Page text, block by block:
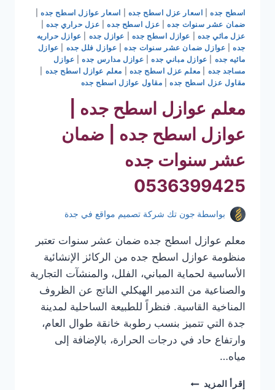
اسطح جده| اسعار عزل اسطح جده اسعار عوازل اسطح جده|
ضمان عشر سنوات جده| عزل اسطح جده| عزل حراري جده
عزل مائي جده
عوازل اسطح جده عوازل جده
عوازل حراريه
جده| عوازل ضمان عشر سنوات جده| عوازل فلل جده
عوازل
مائيه جده
عوازل مباني جده عوازل مدارس جده| عوازل
مساجد جده
معلم عزل اسطح جده معلم عوازل اسطح جده
مقاول عزل اسطح جده| مقاول عوازل اسطح جده
معلم عوازل اسطح جده |
عوازل اسطح جده | ضمان
عشر سنوات جده
0536399425
بواسطة جون تك شركة تصميم مواقع في جدة
معلم عوازل اسطح جده ضمان عشر سنوات تعتبر
منظومة عوازل اسطح جده من الركائز الإنشائية
الأساسية لحماية المباني، الفلل، والمنشآت التجارية
والصناعية من التدمير الهيكلي الناتج عن الظروف
المناخية القاسية. فنظراً للطبيعة الساحلية لمدينة
جدة التي تتميز بنسب رطوبة خانقة طوال العام،
وارتفاع حاد في درجات الحرارة، بالإضافة إلى
مياه…
إقرأ المزيد معلم